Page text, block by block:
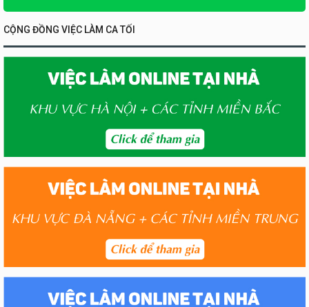
CỘNG ĐỒNG VIỆC LÀM CA TỐI